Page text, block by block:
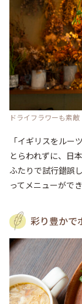
ドライフラワーも素敵
「イギリスをルー
とらわれずに、日
ふたりで試行錯誤
ってメニューがで
彩り豊かで